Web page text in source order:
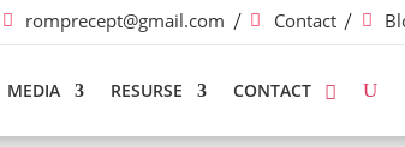
romprecept@gmail.com Contact
MEDIA RESURSE CONTACT